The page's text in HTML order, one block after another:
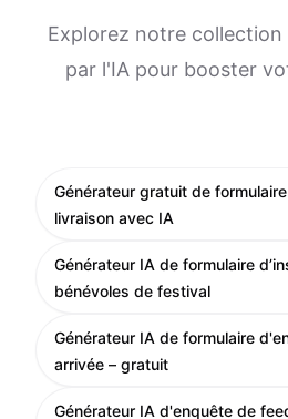
Explorez notre
par l'IA pour booster
Générateur gratuit de
livraison avec IA
Générateur IA de formulaire
bénévoles de festival
Générateur IA de formulaire
arrivée – gratuit
Générateur IA d'enquête de